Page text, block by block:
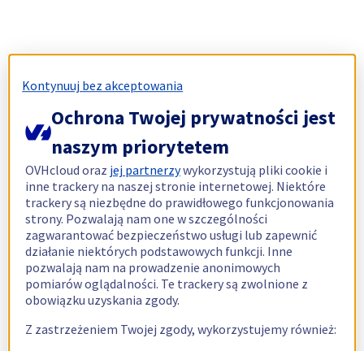
Kontynuuj bez akceptowania
Ochrona Twojej prywatności jest
naszym priorytetem
OVHcloud oraz jej partnerzywykorzystują pliki cookie i
inne trackery na naszej stronie internetowej. Niektóre
trackery są niezbędne do prawidłowego funkcjonowania
strony. Pozwalają nam one w szczególności
zagwarantować bezpieczeństwo usługi lub zapewnić
działanie niektórych podstawowych funkcji. Inne
pozwalają nam na prowadzenie anonimowych
pomiarów oglądalności. Te trackery są zwolnione z
obowiązku uzyskania zgody.
Z zastrzeżeniem Twojej zgody, wykorzystujemy również: